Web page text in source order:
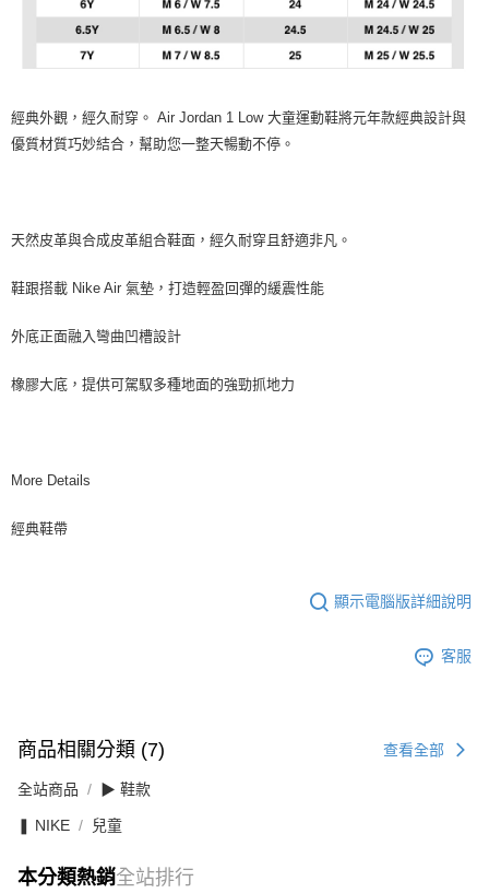
經典外觀，經久耐穿。 Air Jordan 1 Low 大童運動鞋將元年款經典設計與
優質材質巧妙結合，幫助您一整天暢動不停。
天然皮革與合成皮革組合鞋面，經久耐穿且舒適非凡。
鞋跟搭載 Nike Air 氣墊，打造輕盈回彈的緩震性能
外底正面融入彎曲凹槽設計
橡膠大底，提供可駕馭多種地面的強勁抓地力
More Details
經典鞋帶
顯示電腦版詳細說明
客服
商品相關分類 (7) 查看全部
全站商品 ▶ 鞋款
❚ NIKE 兒童
本分類熱銷全站排行